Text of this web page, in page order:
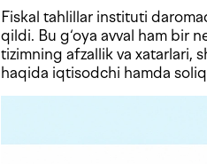
Fiskal tahlillar instituti
qildi. Bu g‘oya avval ham bir
tizimning afzallik va xatarlari,
haqida iqtisodchi hamda